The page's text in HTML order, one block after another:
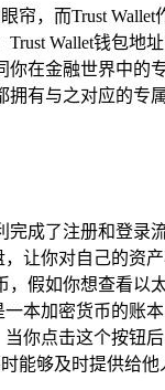
，而Trust
Wallet钱包
在金融世界中
有与之对应的
完成了注册和登
让你对自己的资产
假如你想查看
本加密货币的账
你点击这个按
能够及时提供给